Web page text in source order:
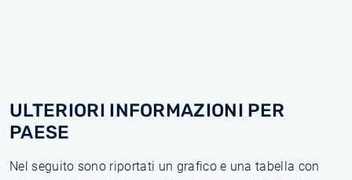
ULTERIORI INFORMAZIONI PER
PAESE
Nel seguito sono riportati un grafico e una tabella con